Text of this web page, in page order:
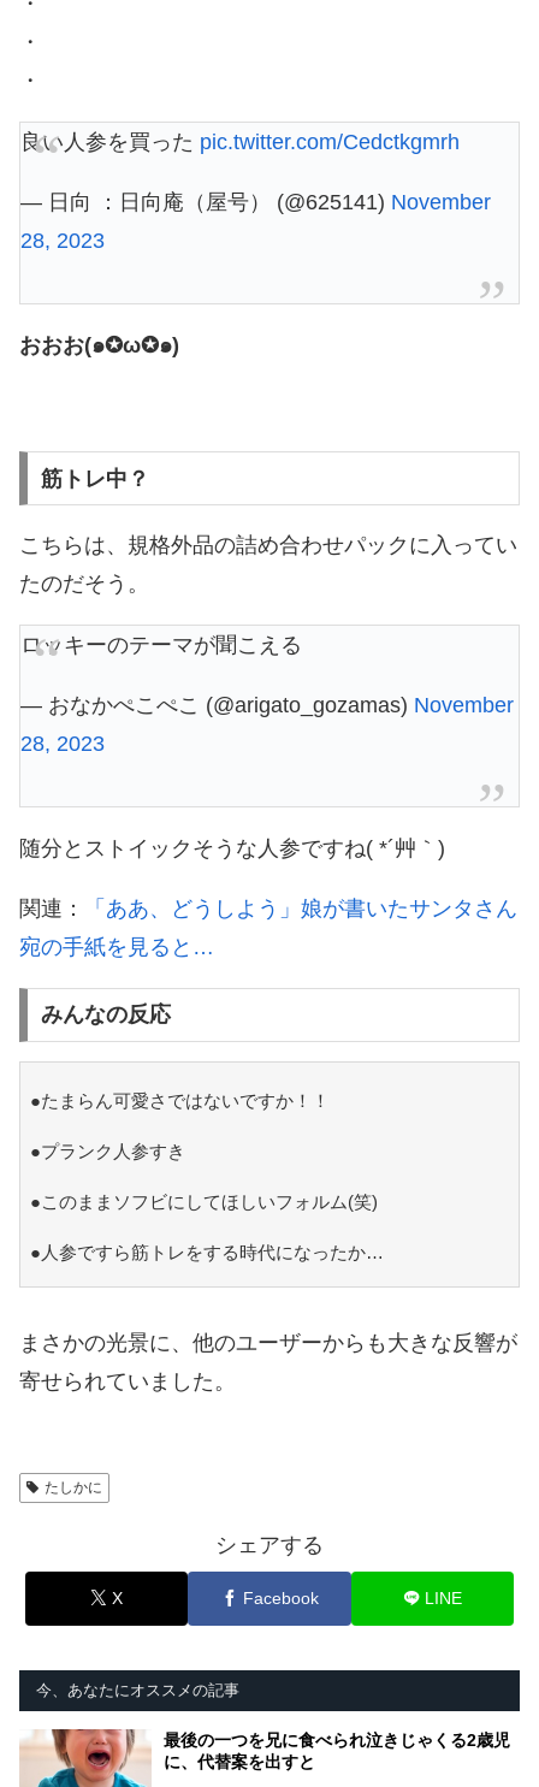
・
・
良い人参を買った pic.twitter.com/Cedctkgmrh
— 日向 ：日向庵（屋号） (@625141) November
28, 2023
おおお(๑✪ω✪๑)
筋トレ中？
こちらは、規格外品の詰め合わせパックに入ってい
たのだそう。
ロッキーのテーマが聞こえる
— おなかぺこぺこ (@arigato_gozamas) November
28, 2023
随分とストイックそうな人参ですね( *´艸｀)
関連：
「ああ、どうしよう」娘が書いたサンタさん
宛の手紙を見ると…
みんなの反応
●たまらん可愛さではないですか！！
●プランク人参すき
●このままソフビにしてほしいフォルム(笑)
●人参ですら筋トレをする時代になったか…
まさかの光景に、他のユーザーからも大きな反響が
寄せられていました。
たしかに
シェアする
X Facebook LINE
今、あなたにオススメの記事
最後の一つを兄に食べられ泣きじゃくる2歳児
に、代替案を出すと